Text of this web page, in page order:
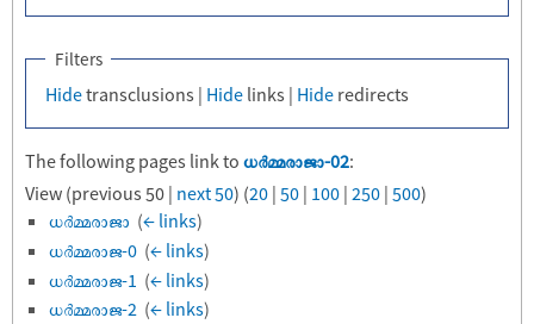
Filters
Hidetransclusions | Hide links | Hide redirects
The following pages link to ധർമ്മരാജാ-02:
View (previous 50 | next 50) (20 | 50 | 100 | 250 | 500)
ധർമ്മരാജാ (← links)
ധർമ്മരാജ-0 (← links)
ധർമ്മരാജ-1 (← links)
ധർമ്മരാജ-2 (← links)